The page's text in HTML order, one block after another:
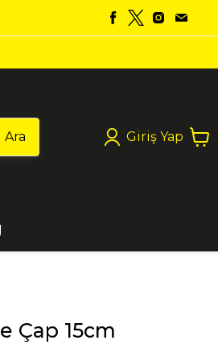
Ara Giriş Yap
Çap 15cm